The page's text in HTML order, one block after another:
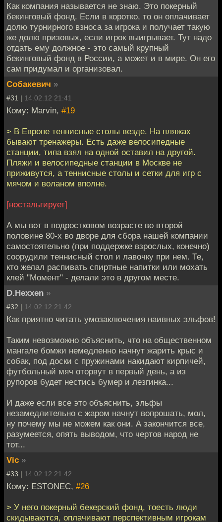
Как компания называется не знаю. Это покерный
бекинговый фонд. Если в коротко, то он оплачивает
долю турнирного взноса за игрока и получает такую
же долю призовых, если игрок выигрывает. Тут надо
отдать ему должное - это самый крупный
бекинговый фонд в России, а может и в мире. Он его
сам придумал и организовал.
Собакевич »
#31 | 14.02.12 21:41
Кому: Marvin, #19
> В Европе теннисные столы везде. На пляжах
бывают тренажеры. Есть даже велосипедные
станции, типа взял на одной оставил на другой.
Пляжи и велосипедные станции в Москве не
приживутся, а теннисные столы и сетки для игр с
мячом и воланом вполне.
[ностальгирует]
А мы вот в подростковом возрасте во второй
половине 80-х во дворе для сбора нашей компании
самостоятельно (при поддержке взрослых, конечно)
соорудили теннисный стол и лавочку при нем. Те,
кто желал распивать спиртные напитки или мохать
клей "Момент" - делали это в другом месте.
D.Hexxen »
#32 | 14.02.12 21:42
Как приятно читать умозаключения наивных эльфов!
Таким невозможно объяснить, что на общественном
мангале бомжи немедленно начнут жарить крыс и
собак, под доски с пружинами накидают кирпичей,
футбольный мяч оторвут в первый день, а из
рупоров будет нестись бумер и лезгинка...
И даже если все это объяснить, эльфы
незамедлительно с жаром начнут вопрошать, мол,
ну почему мы не можем как они. А закончится все,
разумеется, опять выводом, что чертов народ не
тот...
Vic »
#33 | 14.02.12 21:42
Кому: ESTONEC, #26
> У него покерный бекерский фонд, тоесть люди
скидываются, оплачивают перспективным игрокам